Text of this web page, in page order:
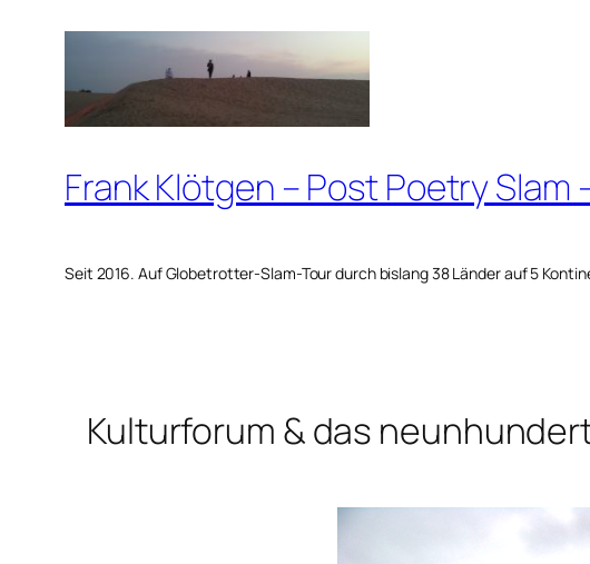
springen
Frank Klötgen – Post Poetry
Seit 2016. Auf Globetrotter-Slam-Tour durch bislang 38 Länder auf 5
Kulturforum & das